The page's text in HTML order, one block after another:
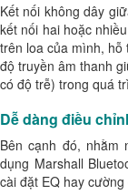
Kết nối không dây
kết nối hai hoặc
trên loa của mình, hỗ
độ truyền âm thanh
có độ trễ) trong quá
Dễ dàng điều
Bên cạnh đó, nhằm
dụng Marshall
cài đặt EQ hay